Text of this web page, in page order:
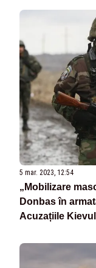
5 mar. 2023, 12:54
„Mobilizare
Donbas în
Acuzațiile